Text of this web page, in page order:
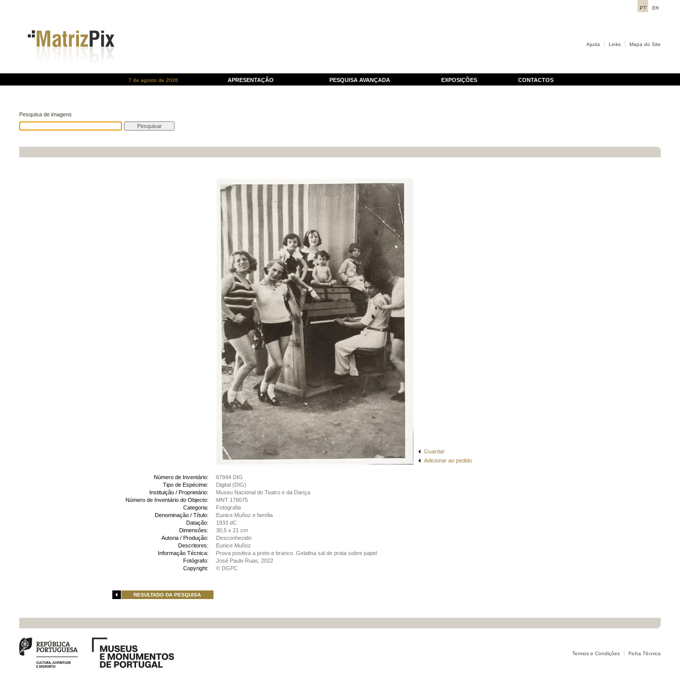
Ajuda Links Mapa do Site
7 de agosto de 2026 APRESENTAÇÃO PESQUISA AVANÇADA EXPOSIÇÕES CONTACTOS
Pesquisa de imagens
Guardar
Adicionar ao pedido
Número de Inventário:
67944 DIG
Tipo de Espécime:
Digital (DIG)
Instituição / Proprietário:
Museu Nacional do Teatro e da Dança
Número de Inventário do Objecto:
MNT 178075
Categoria:
Fotografia
Denominação / Título:
Eunice Muñoz e família
Datação:
1933 dC
Dimensões:
30,5 x 21 cm
Autoria / Produção:
Desconhecido
Descritores:
Eunice Muñoz
Informação Técnica:
Prova positiva a preto e branco. Gelatina sal de prata sobre papel
Fotógrafo:
José Paulo Ruas, 2022
Copyright:
© DGPC
RESULTADO DA PESQUISA
Termos e Condições Ficha Técnica